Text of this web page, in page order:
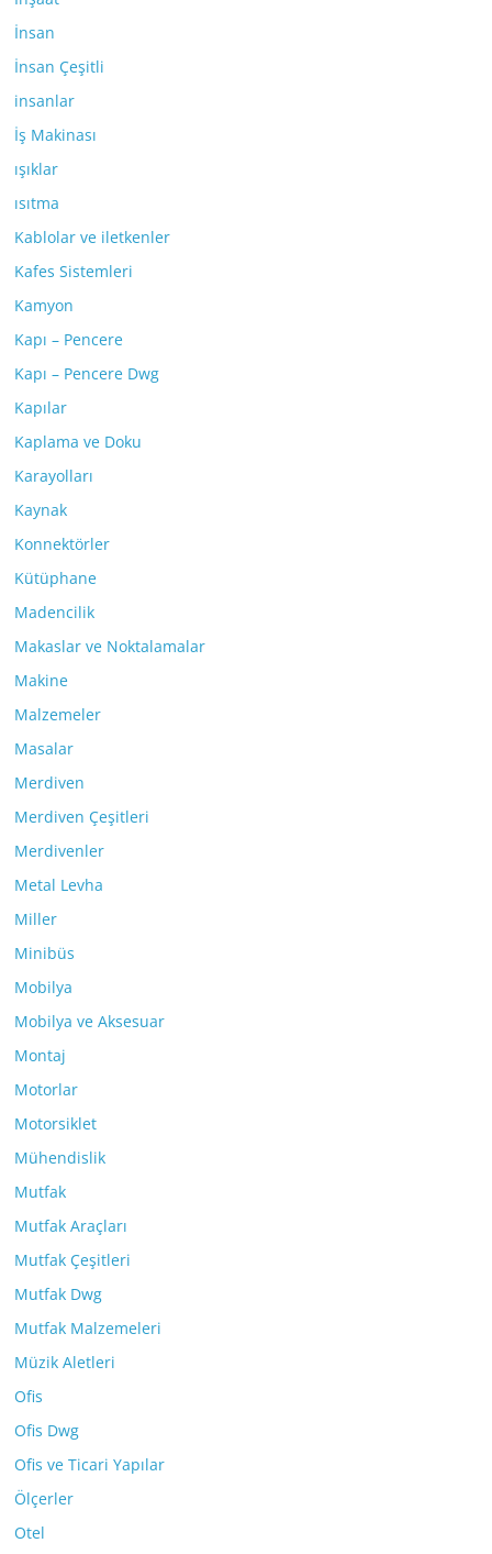
İnsan
İnsan Çeşitli
insanlar
İş Makinası
ışıklar
ısıtma
Kablolar ve iletkenler
Kafes Sistemleri
Kamyon
Kapı – Pencere
Kapı – Pencere Dwg
Kapılar
Kaplama ve Doku
Karayolları
Kaynak
Konnektörler
Kütüphane
Madencilik
Makaslar ve Noktalamalar
Makine
Malzemeler
Masalar
Merdiven
Merdiven Çeşitleri
Merdivenler
Metal Levha
Miller
Minibüs
Mobilya
Mobilya ve Aksesuar
Montaj
Motorlar
Motorsiklet
Mühendislik
Mutfak
Mutfak Araçları
Mutfak Çeşitleri
Mutfak Dwg
Mutfak Malzemeleri
Müzik Aletleri
Ofis
Ofis Dwg
Ofis ve Ticari Yapılar
Ölçerler
Otel